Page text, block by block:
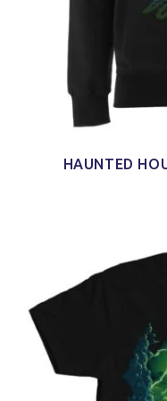
HAUNTED